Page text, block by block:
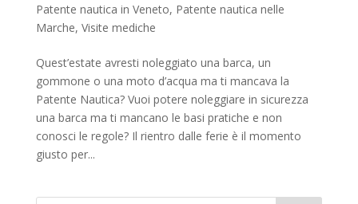
Patente nautica in Veneto, Patente nautica nelle
Marche, Visite mediche
Quest’estate avresti noleggiato una barca, un
gommone o una moto d’acqua ma ti mancava la
Patente Nautica? Vuoi potere noleggiare in sicurezza
una barca ma ti mancano le basi pratiche e non
conosci le regole? Il rientro dalle ferie è il momento
giusto per...